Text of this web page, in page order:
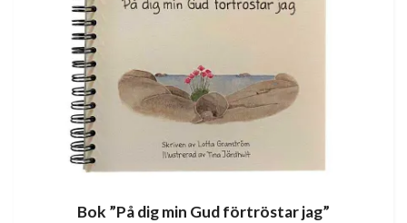
Bok ”På dig min Gud förtröstar jag”